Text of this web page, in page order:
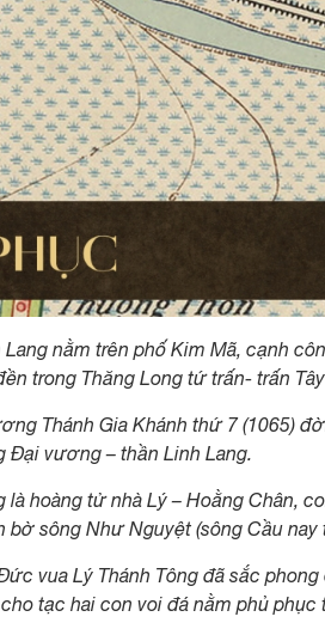
nằm trên phố Kim Mã, cạnh
trong Thăng Long tứ trấn- trấn
Thánh Gia Khánh thứ 7 (1065)
Đại vương – thần Linh Lang.
hoàng tử nhà Lý – Hoằng Chân,
sông Như Nguyệt (sông Cầu
vua Lý Thánh Tông đã sắc
tạc hai con voi đá nằm phủ